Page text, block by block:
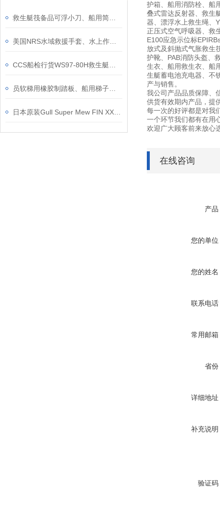
护箱、船用消防栓、船
叠式雷达反射器、救生
器、漂浮水上救生绳、
正压式空气呼吸器、救
E100应急示位标
放式及斜抛式气胀救生
护靴、PAB消防头盔、
生衣、船用救生衣、船
生艇蓄电池充电器、不
产与销售。
我公司产品品质保障、
供货有效期内产品，提
每一次的好评都是对我
一个环节我们都有在用
欢迎广大顾客前来放心
在线咨询
产品
您的单位
您的姓名
联系电话
常用邮箱
省份
详细地址
补充说明
验证码